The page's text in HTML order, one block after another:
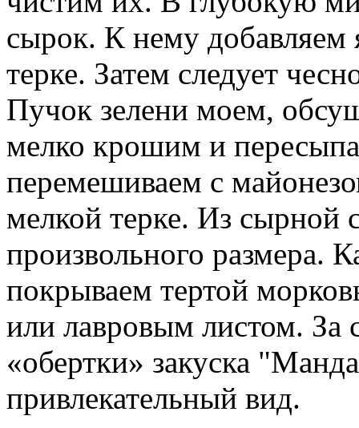
сырок. К нему добавляем
терке. Затем следует
Пучок зелени моем,
мелко крошим и
перемешиваем с
мелкой терке. Из сырной
произвольного размера.
покрываем тертой
или лавровым листом. За
«обертки» закуска
привлекательный вид.